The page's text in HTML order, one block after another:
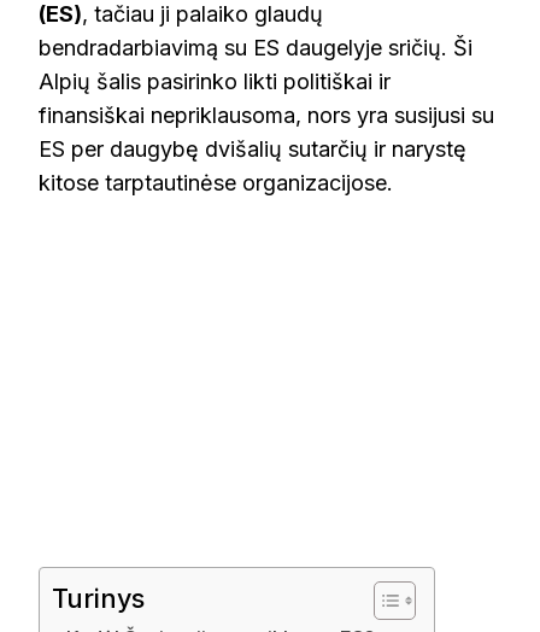
(ES), tačiau ji palaiko glaudų
bendradarbiavimą su ES daugelyje sričių. Ši
Alpių šalis pasirinko likti politiškai ir
finansiškai nepriklausoma, nors yra susijusi su
ES per daugybę dvišalių sutarčių ir narystę
kitose tarptautinėse organizacijose.
Turinys